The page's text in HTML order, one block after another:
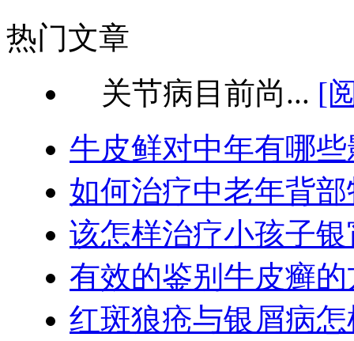
热门文章
关节病目前尚... [
牛皮鲜对中年有哪
如何治疗中老年背
该怎样治疗小孩子
有效的鉴别牛皮癣
红斑狼疮与银屑病